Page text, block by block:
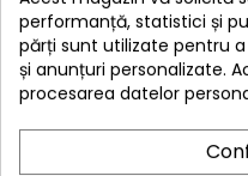
performanță, statistici și
părți sunt utilizate pentru
și anunțuri personalizate.
procesarea datelor